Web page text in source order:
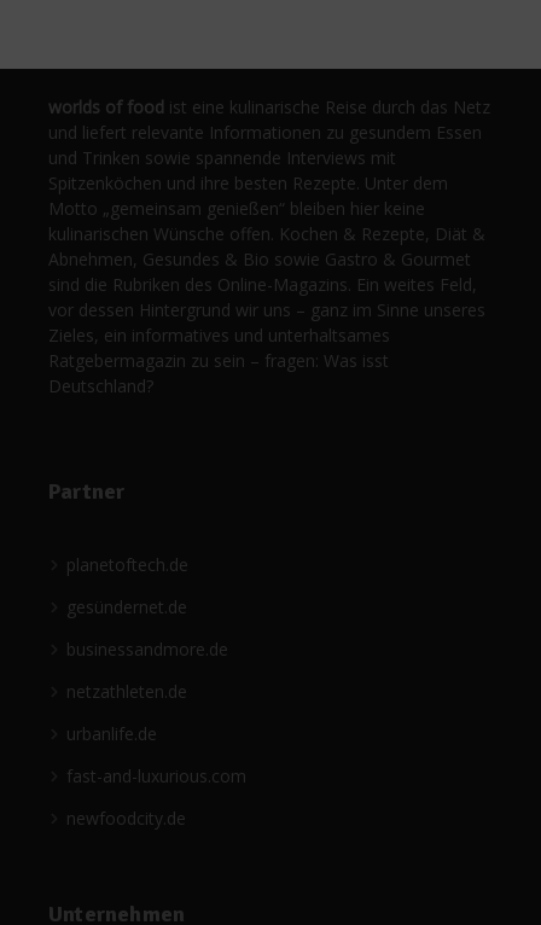
worlds of food ist eine kulinarische Reise durch das Netz
und liefert relevante Informationen zu gesundem Essen
und Trinken sowie spannende Interviews mit
Spitzenköchen und ihre besten Rezepte. Unter dem
Motto „gemeinsam genießen“ bleiben hier keine
kulinarischen Wünsche offen. Kochen & Rezepte, Diät &
Abnehmen, Gesundes & Bio sowie Gastro & Gourmet
sind die Rubriken des Online-Magazins. Ein weites Feld,
vor dessen Hintergrund wir uns – ganz im Sinne unseres
Zieles, ein informatives und unterhaltsames
Ratgebermagazin zu sein – fragen: Was isst
Deutschland?
Partner
planetoftech.de
gesündernet.de
businessandmore.de
netzathleten.de
urbanlife.de
fast-and-luxurious.com
newfoodcity.de
Unternehmen